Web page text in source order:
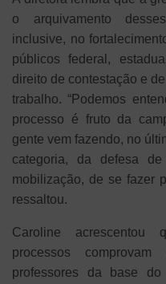
o arquivamento
inclusive, no
públicos federal,
direito de contestação e
trabalho. “Podemos
processo é fruto da
gente vem fazendo, no
categoria, da defesa
mobilização, de se fazer
ressaltou.
Caroline acrescentou
processos
professores da base